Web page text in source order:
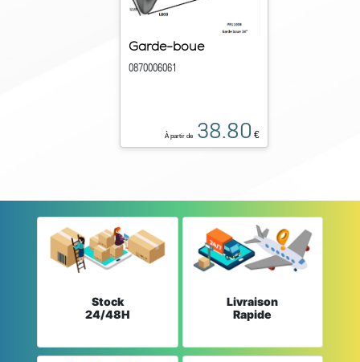
Garde-boue
0870006061
À partir de 38.80 €
Stock
24/48H
Livraison
Rapide